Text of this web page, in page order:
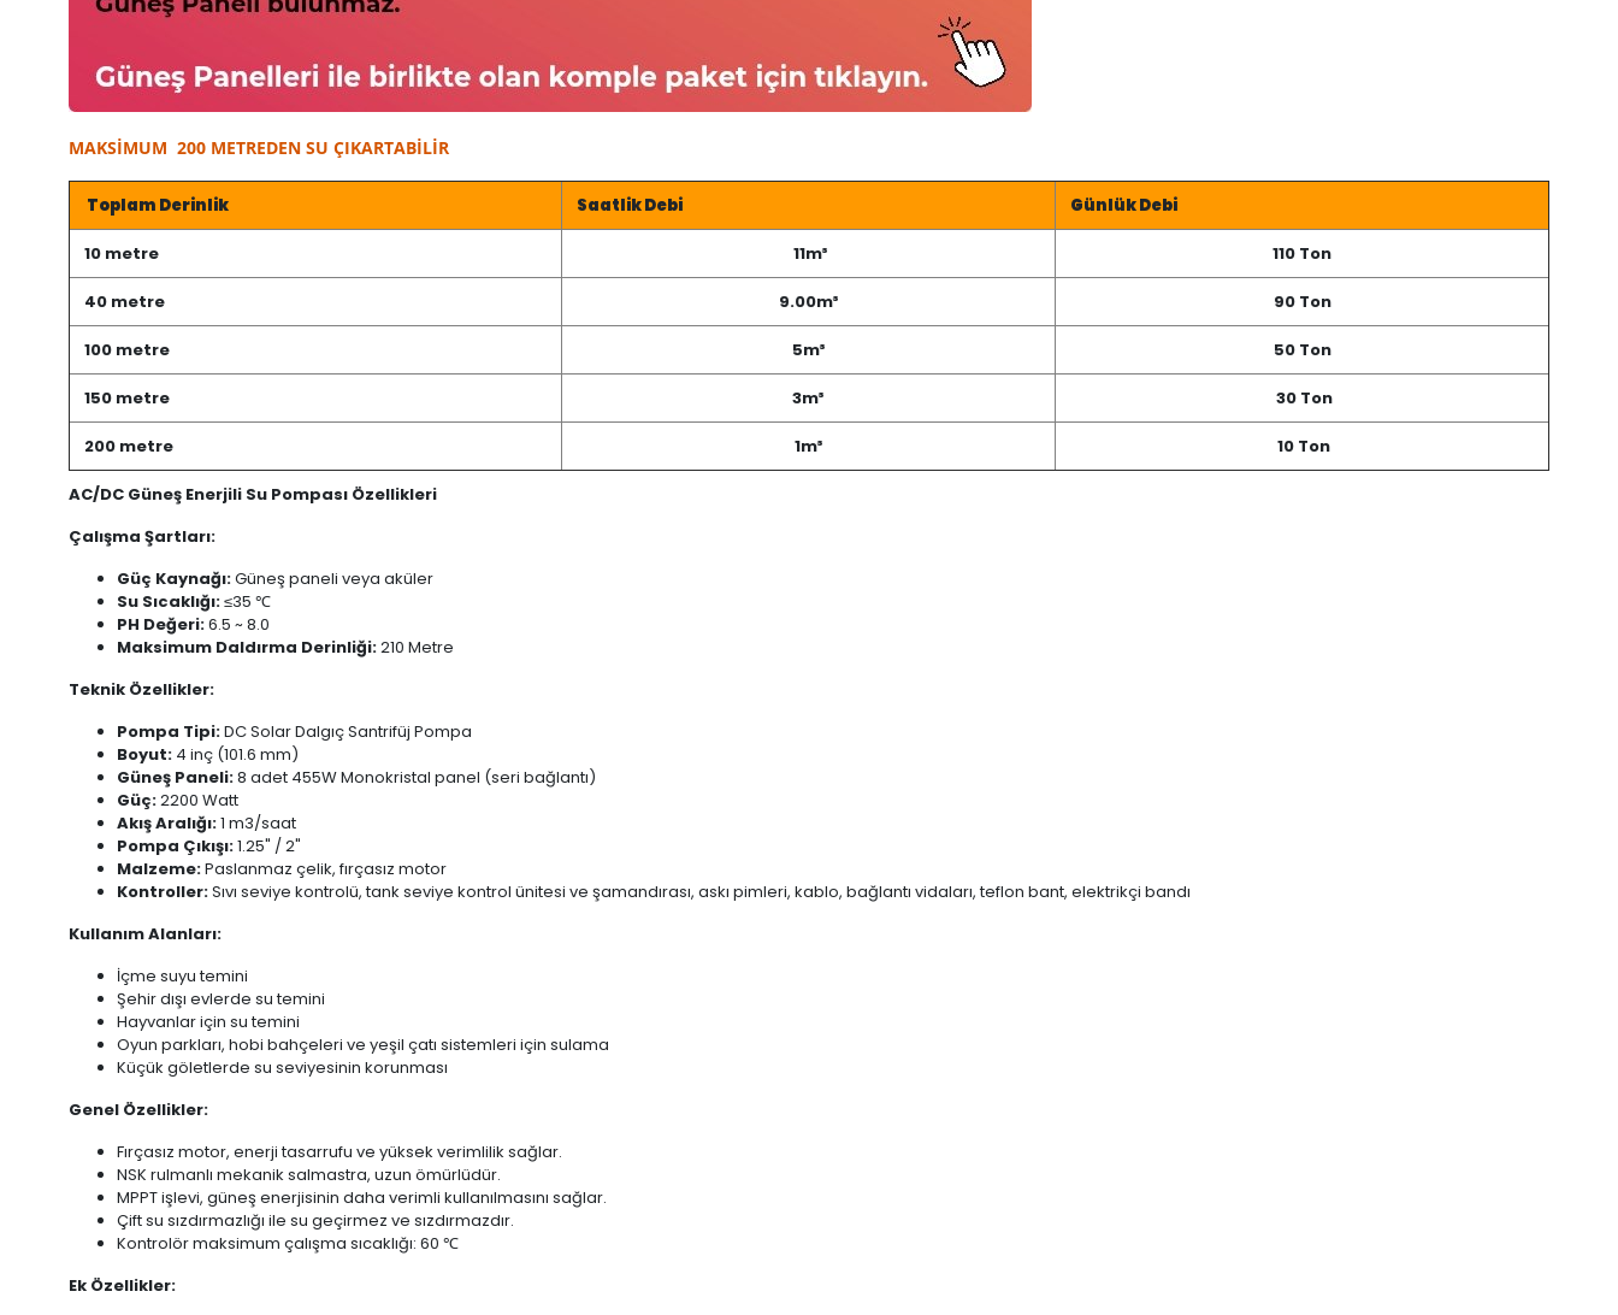
MAKSİMUM 200 METREDEN SU ÇIKARTABİLİR
Toplam Derinlik Saatlik Debi Günlük Debi
10 metre 11m³ 110 Ton
40 metre 9.00m³ 90 Ton
100 metre 5m³ 50 Ton
150 metre 3m³ 30 Ton
200 metre 1m³ 10 Ton
AC/DC Güneş Enerjili Su Pompası Özellikleri
Çalışma Şartları:
Güç Kaynağı:Güneş paneli veya aküler
Su Sıcaklığı:≤35 ℃
PH Değeri:6.5 ~ 8.0
Maksimum Daldırma Derinliği:210 Metre
Teknik Özellikler:
Pompa Tipi:DC Solar Dalgıç Santrifüj Pompa
Boyut: 4 inç (101.6 mm)
Güneş Paneli:8 adet 455W Monokristal panel (seri bağlantı)
Güç:2200 Watt
Akış Aralığı:1 m3/saat
Pompa Çıkışı:1.25" / 2"
Malzeme:Paslanmaz çelik, fırçasız motor
Kontroller:Sıvı seviye kontrolü, tank seviye kontrol ünitesi ve şamandırası, askı pimleri, kablo, bağlantı vidaları, teflon bant, elektrikçi bandı
Kullanım Alanları:
İçme suyu temini
Şehir dışı evlerde su temini
Hayvanlar için su temini
Oyun parkları, hobi bahçeleri ve yeşil çatı sistemleri için sulama
Küçük göletlerde su seviyesinin korunması
Genel Özellikler:
Fırçasız motor, enerji tasarrufu ve yüksek verimlilik sağlar.
NSK rulmanlı mekanik salmastra, uzun ömürlüdür.
MPPT işlevi, güneş enerjisinin daha verimli kullanılmasını sağlar.
Çift su sızdırmazlığı ile su geçirmez ve sızdırmazdır.
Kontrolör maksimum çalışma sıcaklığı: 60 ℃
Ek Özellikler: